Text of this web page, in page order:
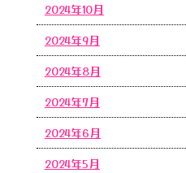
2024年10月
2024年9月
2024年8月
2024年7月
2024年6月
2024年5月